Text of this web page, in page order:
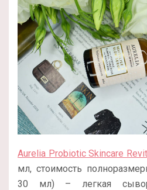
Aurelia Probiotic Skincare
мл, стоимость
30 мл) – легкая